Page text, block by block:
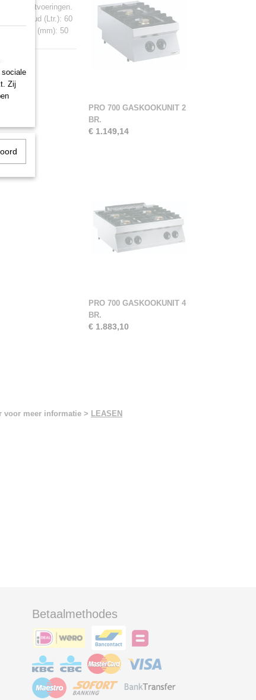
uitvoeringen.
Inhoud (Ltr.): 60
stelpoten (mm): 50
PRO 700 GASKOOKUNIT 2
BR.
€ 1.149,14
PRO 700 GASKOOKUNIT 4
BR.
€ 1.883,10
voor meer informatie > LEASEN
Betaalmethodes
sociale
Zij